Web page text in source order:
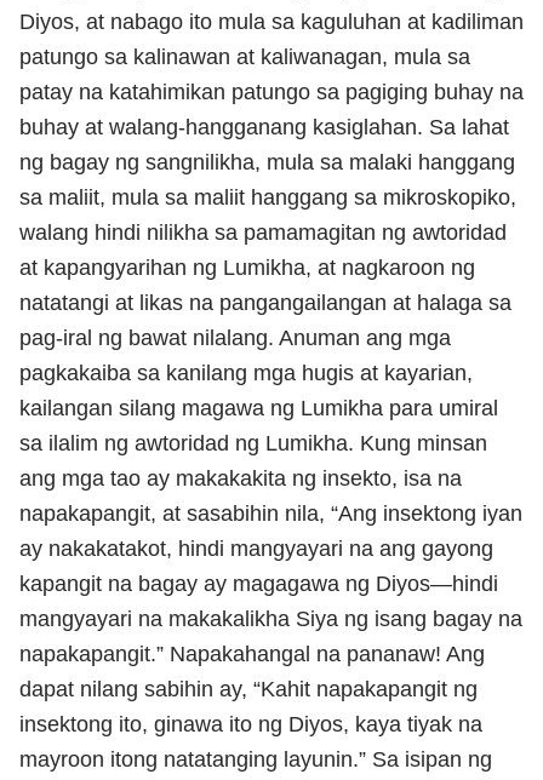
Diyos, at nabago ito mula sa kaguluhan at kadiliman
patungo sa kalinawan at kaliwanagan, mula sa
patay na katahimikan patungo sa pagiging buhay na
buhay at walang-hangganang kasiglahan. Sa lahat
ng bagay ng sangnilikha, mula sa malaki hanggang
sa maliit, mula sa maliit hanggang sa mikroskopiko,
walang hindi nilikha sa pamamagitan ng awtoridad
at kapangyarihan ng Lumikha, at nagkaroon ng
natatangi at likas na pangangailangan at halaga sa
pag-iral ng bawat nilalang. Anuman ang mga
pagkakaiba sa kanilang mga hugis at kayarian,
kailangan silang magawa ng Lumikha para umiral
sa ilalim ng awtoridad ng Lumikha. Kung minsan
ang mga tao ay makakakita ng insekto, isa na
napakapangit, at sasabihin nila, “Ang insektong iyan
ay nakakatakot, hindi mangyayari na ang gayong
kapangit na bagay ay magagawa ng Diyos—hindi
mangyayari na makakalikha Siya ng isang bagay na
napakapangit.” Napakahangal na pananaw! Ang
dapat nilang sabihin ay, “Kahit napakapangit ng
insektong ito, ginawa ito ng Diyos, kaya tiyak na
mayroon itong natatanging layunin.” Sa isipan ng